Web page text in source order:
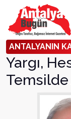
ANTALYANIN
Yargı,
Arama Yap!